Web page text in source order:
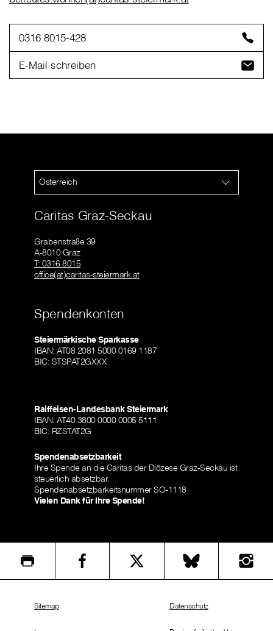
0316 8015-428
E-Mail schreiben
Österreich
Caritas Graz-Seckau
Grabenstraße 39
A-8010 Graz
T: 0316 8015
office(at)caritas-steiermark.at
Spendenkonten
Steiermärkische Sparkasse
IBAN: AT08 2081 5000 0169 1187
BIC: STSPAT2GXXX
Raiffeisen-Landesbank Steiermark
IBAN: AT40 3800 0000 0005 5111
BIC: RZSTAT2G
Spendenabsetzbarkeit
Ihre Spende an die Caritas der Diözese Graz-Seckau ist
steuerlich absetzbar.
Spendenabsetzbarkeitsnummer SO-1118
Vielen Dank für Ihre Spende!
Sitemap Datenschutz